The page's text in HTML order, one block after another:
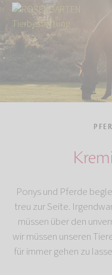
Start Tierbestattung
Ponys und Pferde
treu zur Seite.
müssen über den
wir müssen unseren
für immer gehen zu